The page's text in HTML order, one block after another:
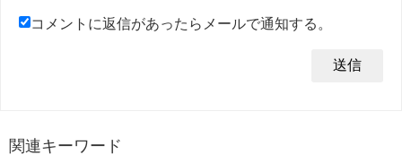
コメントに返信があったらメールで通知する。
関連キーワード